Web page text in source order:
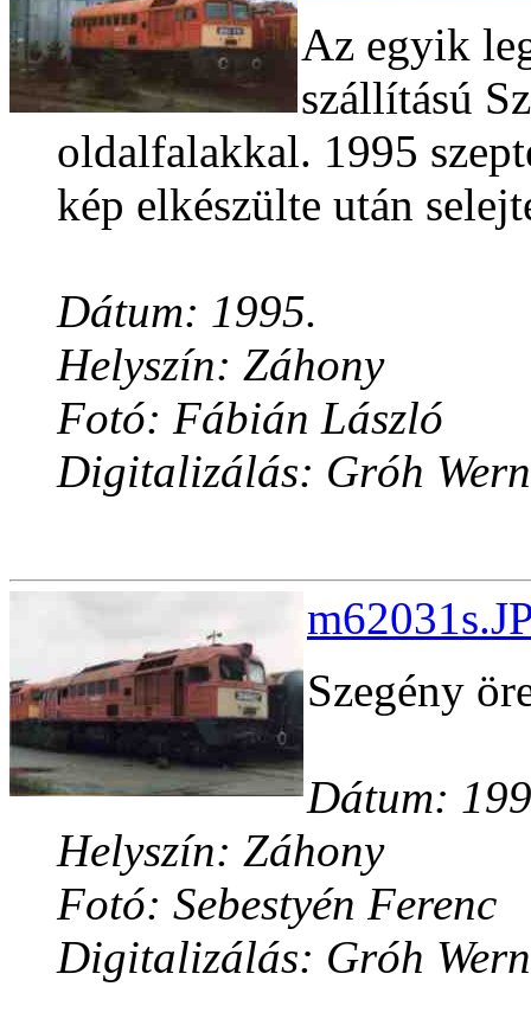
Az egyik
szállítású
oldalfalakkal. 1995
kép elkészülte után
Dátum: 1995.
Helyszín: Záhony
Fotó: Fábián László
Digitalizálás: Gróh
Szegény
Dátum:
Helyszín: Záhony
Fotó: Sebestyén Ferenc
Digitalizálás: Gróh